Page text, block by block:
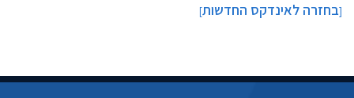
[בחזרה לאינדקס החדשות]